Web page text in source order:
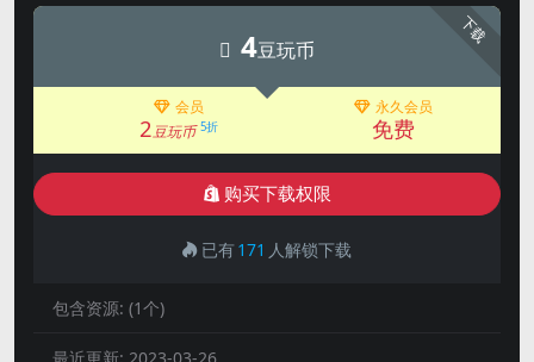
下载
4豆玩币
会员
2豆玩币 5折
永久会员
免费
购买下载权限
已有171 人解锁下载
包含资源: (1个)